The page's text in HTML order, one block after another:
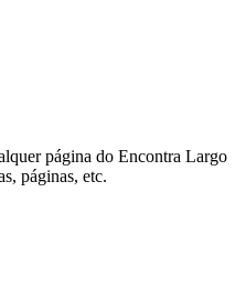
página do Encontra Largo
páginas, etc.